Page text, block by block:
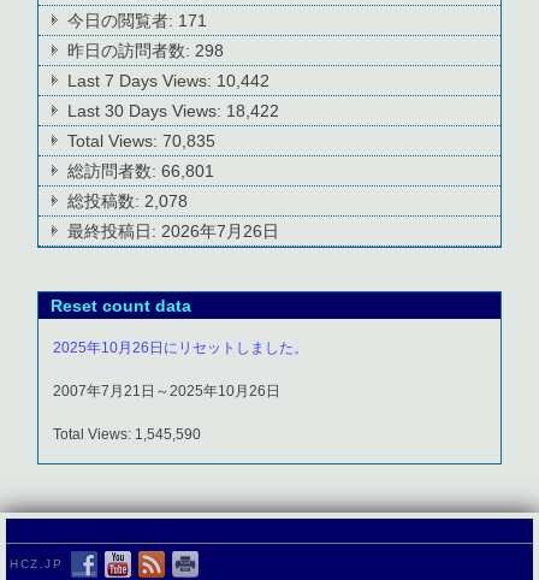
今日の閲覧者: 171
昨日の訪問者数: 298
Last 7 Days Views: 10,442
Last 30 Days Views: 18,422
Total Views:70,835
総訪問者数:66,801
総投稿数: 2,078
最終投稿日: 2026年7月26日
Reset count data
2025年10月26日にリセットしました。
2007年7月21日～2025年10月26日
Total Views: 1,545,590
HCZ.JP